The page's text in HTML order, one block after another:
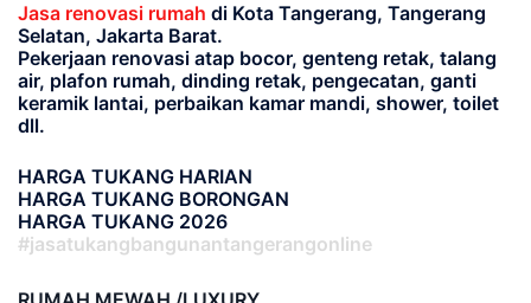
Jasa renovasi rumah di Kota Tangerang, Tangerang
Selatan, Jakarta Barat.
Pekerjaan renovasi atap bocor, genteng retak, talang
air, plafon rumah, dinding retak, pengecatan, ganti
keramik lantai, perbaikan kamar mandi, shower, toilet
dll.
HARGA TUKANG HARIAN
HARGA TUKANG BORONGAN
HARGA TUKANG 2026
#jasatukangbangunantangerangonline